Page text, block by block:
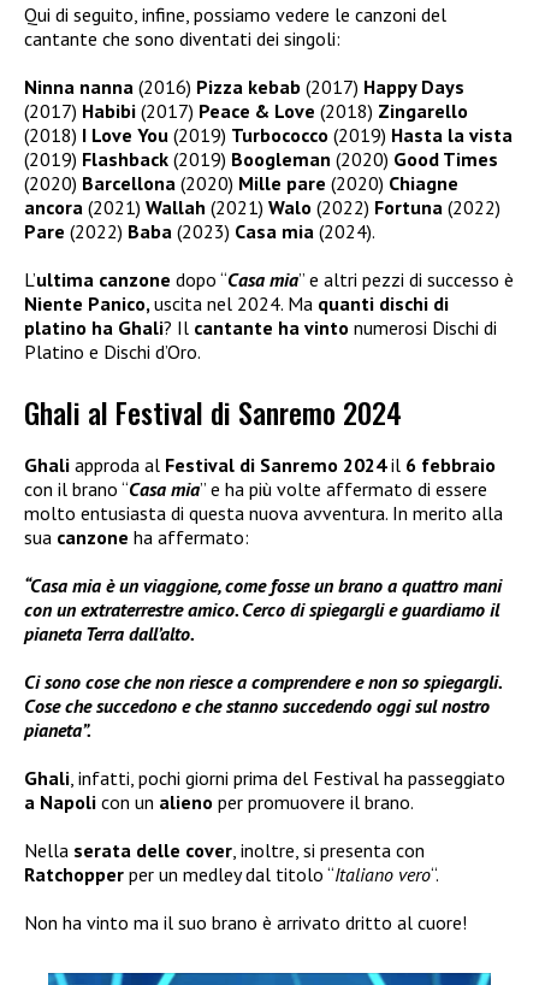
Qui di seguito, infine, possiamo vedere le canzoni del
cantante che sono diventati dei singoli:
Ninna nanna (2016) Pizza kebab (2017) Happy Days
(2017) Habibi (2017) Peace & Love (2018) Zingarello
(2018) I Love You (2019) Turbococco (2019) Hasta la vista
(2019) Flashback (2019) Boogleman (2020) Good Times
(2020) Barcellona (2020) Mille pare (2020) Chiagne
ancora (2021) Wallah (2021) Walo (2022) Fortuna (2022)
Pare (2022) Baba (2023) Casa mia (2024).
L’ultima canzone dopo “Casa mia” e altri pezzi di successo è
Niente Panico, uscita nel 2024. Ma quanti dischi di
platino ha Ghali? Il cantante ha vinto numerosi Dischi di
Platino e Dischi d’Oro.
Ghali al Festival di Sanremo 2024
Ghali approda al Festival di Sanremo 2024il 6 febbraio
con il brano “Casa mia” e ha più volte affermato di essere
molto entusiasta di questa nuova avventura. In merito alla
sua canzone ha affermato:
“Casa mia è un viaggione, come fosse un brano a quattro mani
con un extraterrestre amico. Cerco di spiegargli e guardiamo il
pianeta Terra dall’alto.
Ci sono cose che non riesce a comprendere e non so spiegargli.
Cose che succedono e che stanno succedendo oggi sul nostro
pianeta”.
Ghali, infatti, pochi giorni prima del Festival ha passeggiato
a Napoli con un alieno per promuovere il brano.
Nella serata delle cover, inoltre, si presenta con
Ratchopper per un medley dal titolo “Italiano vero“.
Non ha vinto ma il suo brano è arrivato dritto al cuore!